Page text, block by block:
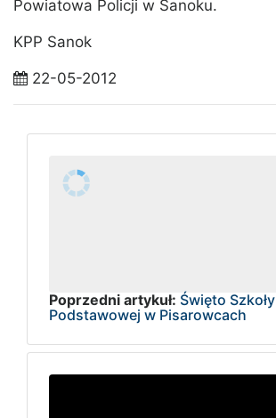
Powiatowa Policji w Sanoku.
KPP Sanok
22-05-2012
Poprzedni artykuł: Święto Szkoły
Podstawowej w Pisarowcach